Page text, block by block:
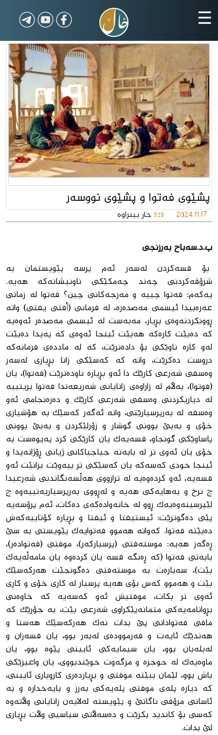
☰
پشێوی فه‌توا و پشێوی نووسەر
2024/11/17
529 جار بینراوە
پ.د.سەباح بەرزنجی
بۆ قسەکردن لەسەر ئەم پرسە پێویستمان بە
شرۆڤەکردنی چەند چەمکێکی ناونیشانەکە هەیە.
یەکەم: فەتوا چییە و مەرجەکانی چین؟ فه‌توا لە زمانی
عەرەبیدا ئیسمی مەصدەرە، لە فرمانی (أفتی یفتی) واتە
ڕوونکردنەوەی بڕیار، مەبەست لە ئیسمی مەصدەر ئەوەیە
کە دەبێت کارەکە هەبێت ئینجا ئەوەی کە پەیدا دەبێت
لەو کارە ناوێکی بۆ دادەنرێت، کە لە ماددەی فرمانەکە
دروست دەکرێت، واته‌ کە کەسێکی زانا بڕیاری لەسەر
وەسفی شەرعی کارێک دا ئەو بڕیارە ناودەنرێت (فەتوا)، یان
(فوتوا)، بەڵام لە زاراوەی زانایانی شەریعەتدا فه‌توا بریتییە
لە دیاریکردنی وەسفی شەرعی کارێک و دەرەنجامی ئەو
وەسفە لە بەرپرسیارێتی، واتە ئەگەر کەسێک بە هۆشیاری
خۆی و بەبێ بوونی گوشار و زۆرلێکردن و بەبێ بوونی
پاساوێکی گونجاو، قسەیەک یان کارێکی کرد پەیوەست بە
خۆی یان ئەوی تر لە بابەتە جیاجیاکانی ژیانی ڕۆژانەیدا و
ئینجا خودی کەسەکە یان کەسێکی تر بیەوێت بزانێت ئەو
قسەیە، ئەو کردەوەیە لە ترازووی هەڵسەنگاندنی شەرعیدا
چ نرخ و بەهایەکی هەیە و لەڕووی بەرپرسیاریەتییەوە چ
لێپرسینەوەیەک ڕوو لە خانەوادەکەی دەکات، ئەم پرۆسەیە
پێی دەگوترێت: ئیستیفتا و ئیفتا و بڕیارە کۆتاییەکەش
دەبێتە فەتوا. کەواتە هەموو فه‌توایەک پێویستی بە سێ
ڕەگەز هەیە: موستەفتی (پرسیارکەر)، موفتی (فەتوادەر)،
بابەتی فەتوا (کە ڕەنگە قسە یان کردەوە یان مامەڵەیەک
بێت)، سەبارەت بە موستەفتی دەگونجێت هەرکەسێک
بێت و هەموو کەس بۆی هەیە پرسیار لە کاری خۆی و کاری
ئەوی تر بکات، موفتیش ئەو کەسەیە کە خاوەنی
بڕوانامەیەکی متمانەپێکراوی شەرعی بێت، بە جۆرێک کە
مافی فەتوادانی پێ بدات نەک هەرکەسێک هەستا و
هەندێک ئایەت و فەرموودەی لەبەر بوو، یان قسەزان و
لەبلەبان بوو، یان سیمایەکی ئایینی پێوە بوو، یان
ماوەیەک لە حوجرە و مزگەوت خوێندبووی، یان واعیزێکی
باش بوو، لێمان ببێتە موفتی و بڕیاردەری کاروباری ئایینی،
کە دیارە پلەی موفتی پلەیەکی بەرز و بایەخدارە و بە
ئاسانی مرۆڤی ناگاتێ و پێویستە لەلایەن زانایانی وڵاتەوە
کەسی بۆ کاندید بکرێت و دەسەڵاتی سیاسیی وڵات بڕیاری
لێ بدات.